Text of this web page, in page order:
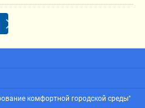
комфортной городской среды"